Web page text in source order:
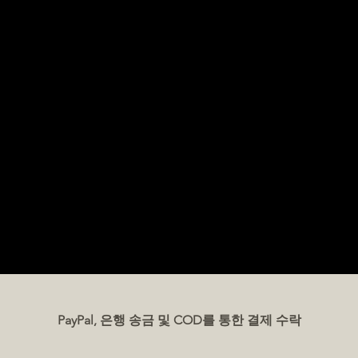
PayPal, 은행 송금 및 COD를 통한 결제 수락